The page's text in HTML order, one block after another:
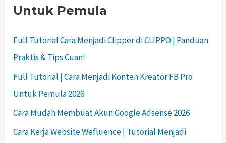
Untuk Pemula
Full Tutorial Cara Menjadi Clipper di CLIPPO | Panduan
Praktis & Tips Cuan!
Full Tutorial | Cara Menjadi Konten Kreator FB Pro
Untuk Pemula 2026
Cara Mudah Membuat Akun Google Adsense 2026
Cara Kerja Website Wefluence | Tutorial Menjadi